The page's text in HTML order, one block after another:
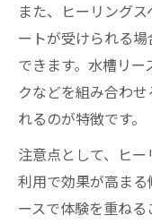
また、ヒーリング
ートが受けられる
できます。水槽リ
クなどを組み合わ
れるのが特徴です。
注意点として、ヒ
利用で効果が高ま
ースで体験を重ね